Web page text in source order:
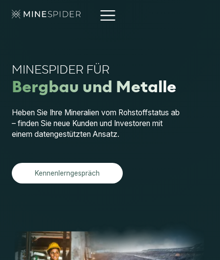
MINESPIDER FÜR
Bergbau und Metalle
Heben Sie Ihre Mineralien vom Rohstoffstatus ab
– finden Sie neue Kunden und Investoren mit
einem datengestützten Ansatz.
Kennenlerngespräch